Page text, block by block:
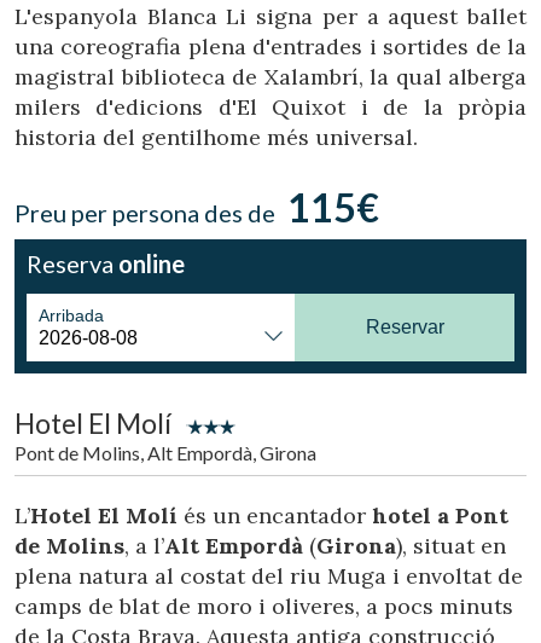
L'espanyola Blanca Li signa per a aquest ballet
una coreografia plena d'entrades i sortides de la
magistral biblioteca de Xalambrí, la qual alberga
milers d'edicions d'El Quixot i de la pròpia
historia del gentilhome més universal.
Preu per persona des de 115€
Reserva online
Arribada
Reservar
Hotel El Molí
Pont de Molins, Alt Empordà, Girona
L’Hotel El Molí és un encantador hotel a Pont
de Molins, a l’Alt Empordà (Girona), situat en
plena natura al costat del riu Muga i envoltat de
camps de blat de moro i oliveres, a pocs minuts
de la Costa Brava. Aquesta antiga construcció
Modificar cookies
Tècniques i funcionals
Aquest lloc web utilitza cookies pròpies per recopilar
Si continua navegant, suposa l'acceptació de la instal·lació
navegador podent, si així ho desitja, impedir que siguin
instal·lades al disc dur, encara que haurà de tenir en
compte que aquesta acció podrà ocasionar dificultats de
navegació de la pàgina web.